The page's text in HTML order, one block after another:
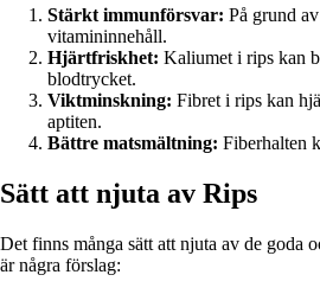
Stärkt immunförsvar: På grund
vitamininnehåll.
Hjärtfriskhet: Kaliumet i rips kan
blodtrycket.
Viktminskning: Fibret i rips kan
aptiten.
Bättre matsmältning: Fiberhalten
Sätt att njuta av Rips
Det finns många sätt att njuta av de goda
är några förslag: